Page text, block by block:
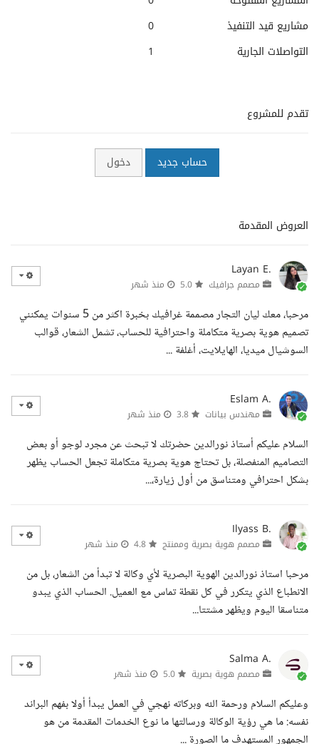
مشاريع قيد التنفيذ
0
التواصلات الجارية
1
تقدم للمشروع
حساب جديد دخول
العروض المقدمة
Layan E.
مصمم جرافيك منذ شهر
مرحبا، معك ليان التجار مصممة غرافيك بخبرة اكثر من 5 سنوات يمكنني
تصميم هوية بصرية متكاملة واحترافية للحساب، تشمل الشعار، قوالب
السوشيال ميديا، الهايلايت، أغلفة ...
Eslam A.
مهندس بيانات منذ شهر
السلام عليكم أستاذ نورالدين حضرتك لا تبحث عن مجرد لوجو أو بعض
التصاميم المنفصلة، بل تحتاج هوية بصرية متكاملة تجعل الحساب يظهر
بشكل احترافي ومتناسق من أول زيارة،...
Ilyass B.
مصمم هوية بصرية وممنتج منذ شهر
مرحبا استاذ نورالدين الهوية البصرية لأي وكالة لا تبدأ من الشعار، بل من
الانطباع الذي يتكرر في كل نقطة تماس مع العميل. الحساب الذي يبدو
متناسقا اليوم ويظهر مشتتا...
Salma A.
مصمم هوية بصرية منذ شهر
وعليكم السلام ورحمة الله وبركاته نهجي في العمل يبدأ أولا بفهم البراند
نفسه: ما هي رؤية الوكالة ورسالتها ما نوع الخدمات المقدمة من هو
الجمهور المستهدف ما الصورة ...